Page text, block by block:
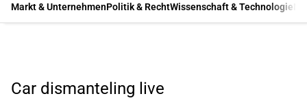
Markt & UnternehmenPolitik & RechtWissenschaft & Technologie
Car dismanteling live